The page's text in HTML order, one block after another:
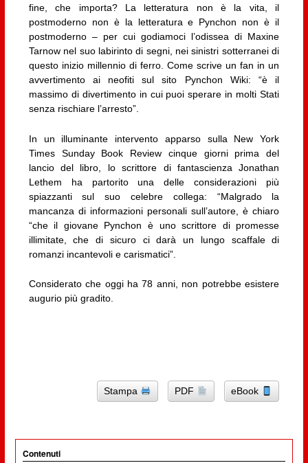
fine, che importa? La letteratura non è la vita, il
postmoderno non è la letteratura e Pynchon non è il
postmoderno – per cui godiamoci l’odissea di Maxine
Tarnow nel suo labirinto di segni, nei sinistri sotterranei di
questo inizio millennio di ferro. Come scrive un fan in un
avvertimento ai neofiti sul sito Pynchon Wiki: “è il
massimo di divertimento in cui puoi sperare in molti Stati
senza rischiare l’arresto”.
In un illuminante intervento apparso sulla New York
Times Sunday Book Review cinque giorni prima del
lancio del libro, lo scrittore di fantascienza Jonathan
Lethem ha partorito una delle considerazioni più
spiazzanti sul suo celebre collega: “Malgrado la
mancanza di informazioni personali sull’autore, è chiaro
“che il giovane Pynchon è uno scrittore di promesse
illimitate, che di sicuro ci darà un lungo scaffale di
romanzi incantevoli e carismatici”.
Considerato che oggi ha 78 anni, non potrebbe esistere
augurio più gradito.
Stampa PDF eBook
Contenuti